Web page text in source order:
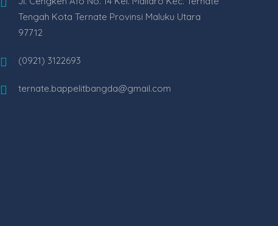
Tengah Kota Ternate Provinsi Maluku Utara
97712
(0921) 3122693
ternate.bappelitbangda@gmail.com